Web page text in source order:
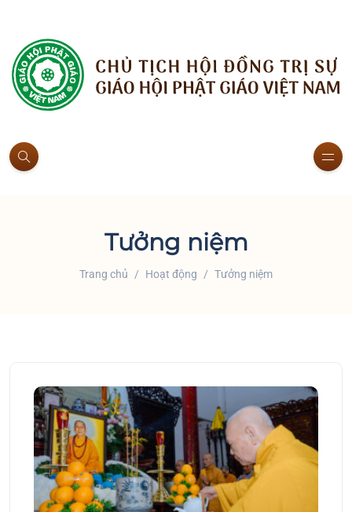
Tưởng niệm
Trang chủ Hoạt động Tưởng niệm